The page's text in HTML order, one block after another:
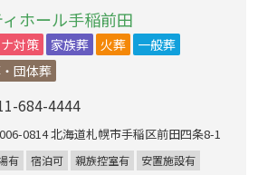
ィホール手稲前田
対策 家族葬 火葬
一般葬
団体葬
684-4444
0814 北海道札幌市手稲区前田四条8-1
有 宿泊可 親族控室有
安置施設有